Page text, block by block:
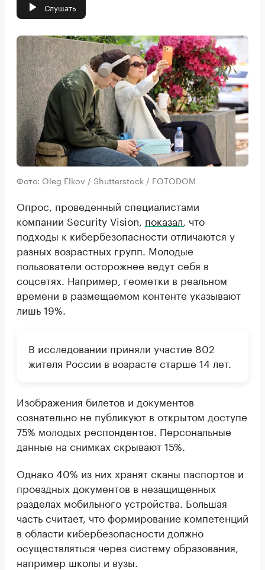
Слушать
Фото: Oleg Elkov / Shutterstock / FOTODOM
Опрос, проведенный специалистами
компании Security Vision, показал , что
подходы к кибербезопасности отличаются у
разных возрастных групп. Молодые
пользователи осторожнее ведут себя в
соцсетях. Например, геометки в реальном
времени в размещаемом контенте указывают
лишь 19%.
В исследовании приняли участие 802
жителя России в возрасте старше 14 лет.
Изображения билетов и документов
сознательно не публикуют в открытом доступе
75% молодых респондентов. Персональные
данные на снимках скрывают 15%.
Однако 40% из них хранят сканы паспортов и
проездных документов в незащищенных
разделах мобильного устройства. Большая
часть считает, что формирование компетенций
в области кибербезопасности должно
осуществляться через систему образования,
например школы и вузы.